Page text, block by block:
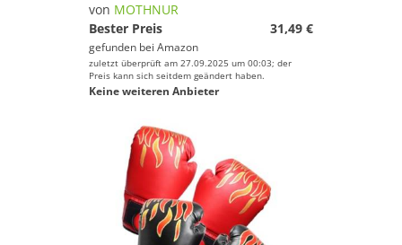
Wakeboarding
Wakeskating
Wandern
Windsurfing
von MOTHNUR
Bester Preis
31,49 €
gefunden bei Amazon
zuletzt überprüft am 27.09.2025 um 00:03; der
Preis kann sich seitdem geändert haben.
Keine weiteren Anbieter